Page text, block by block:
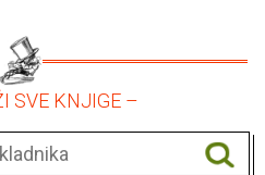
SVE KNJIGE –